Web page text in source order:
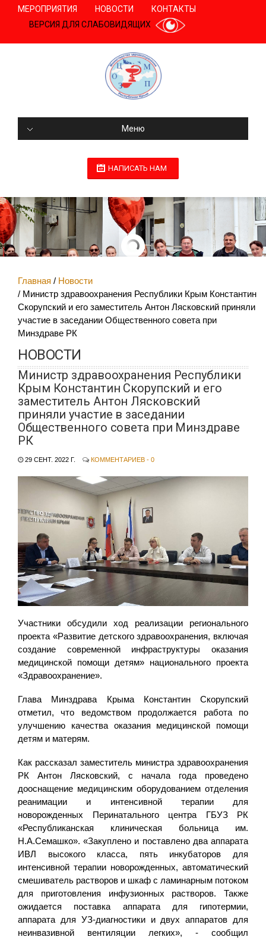
МЕРОПРИЯТИЯ НОВОСТИ
КОНТАКТЫ
ВЕРСИЯ ДЛЯ СЛАБОВИДЯЩИХ
Меню
НАПИСАТЬ НАМ
Главная
Новости
Министр здравоохранения Республики Крым Константин
Скорупский и его заместитель Антон Лясковский приняли
участие в заседании Общественного совета при
Минздраве РК
НОВОСТИ
Министр здравоохранения Республики
Крым Константин Скорупский и его
заместитель Антон Лясковский
приняли участие в заседании
Общественного совета при Минздраве
РК
29 СЕНТ. 2022 Г. КОММЕНТАРИЕВ - 0
Участники обсудили ход реализации регионального
проекта «Развитие детского здравоохранения, включая
создание современной инфраструктуры оказания
медицинской помощи детям» национального проекта
«Здравоохранение».
Глава Минздрава Крыма Константин Скорупский
отметил, что ведомством продолжается работа по
улучшению качества оказания медицинской помощи
детям и матерям.
Как рассказал заместитель министра здравоохранения
РК Антон Лясковский, с начала года проведено
дооснащение медицинским оборудованием отделения
реанимации и интенсивной терапии для
новорожденных Перинатального центра ГБУЗ РК
«Республиканская клиническая больница им.
Н.А.Семашко». «Закуплено и поставлено два аппарата
ИВЛ высокого класса, пять инкубаторов для
интенсивной терапии новорожденных, автоматический
смешиватель растворов и шкаф с ламинарным потоком
для приготовления инфузионных растворов. Также
ожидается поставка аппарата для гипотермии,
аппарата для УЗ-диагностики и двух аппаратов для
неинвазивной вентиляции легких», - сообщил